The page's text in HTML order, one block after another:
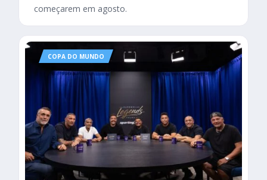
começarem em agosto.
COPA DO MUNDO